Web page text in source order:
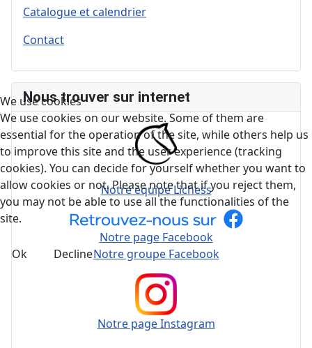
Catalogue et calendrier
Contact
Nous trouver sur internet
Notre équipe Lichess
Notre page Facebook
Notre groupe Facebook
Notre page Instagram
We use cookies
We use cookies on our website. Some of them are
essential for the operation of the site, while others help us
to improve this site and the user experience (tracking
cookies). You can decide for yourself whether you want to
allow cookies or not. Please note that if you reject them,
you may not be able to use all the functionalities of the
site.
Ok Decline